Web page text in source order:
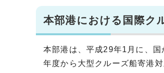
本部港における国際ク
本部港は、平成29年1月に、
年度から大型クルーズ船寄港